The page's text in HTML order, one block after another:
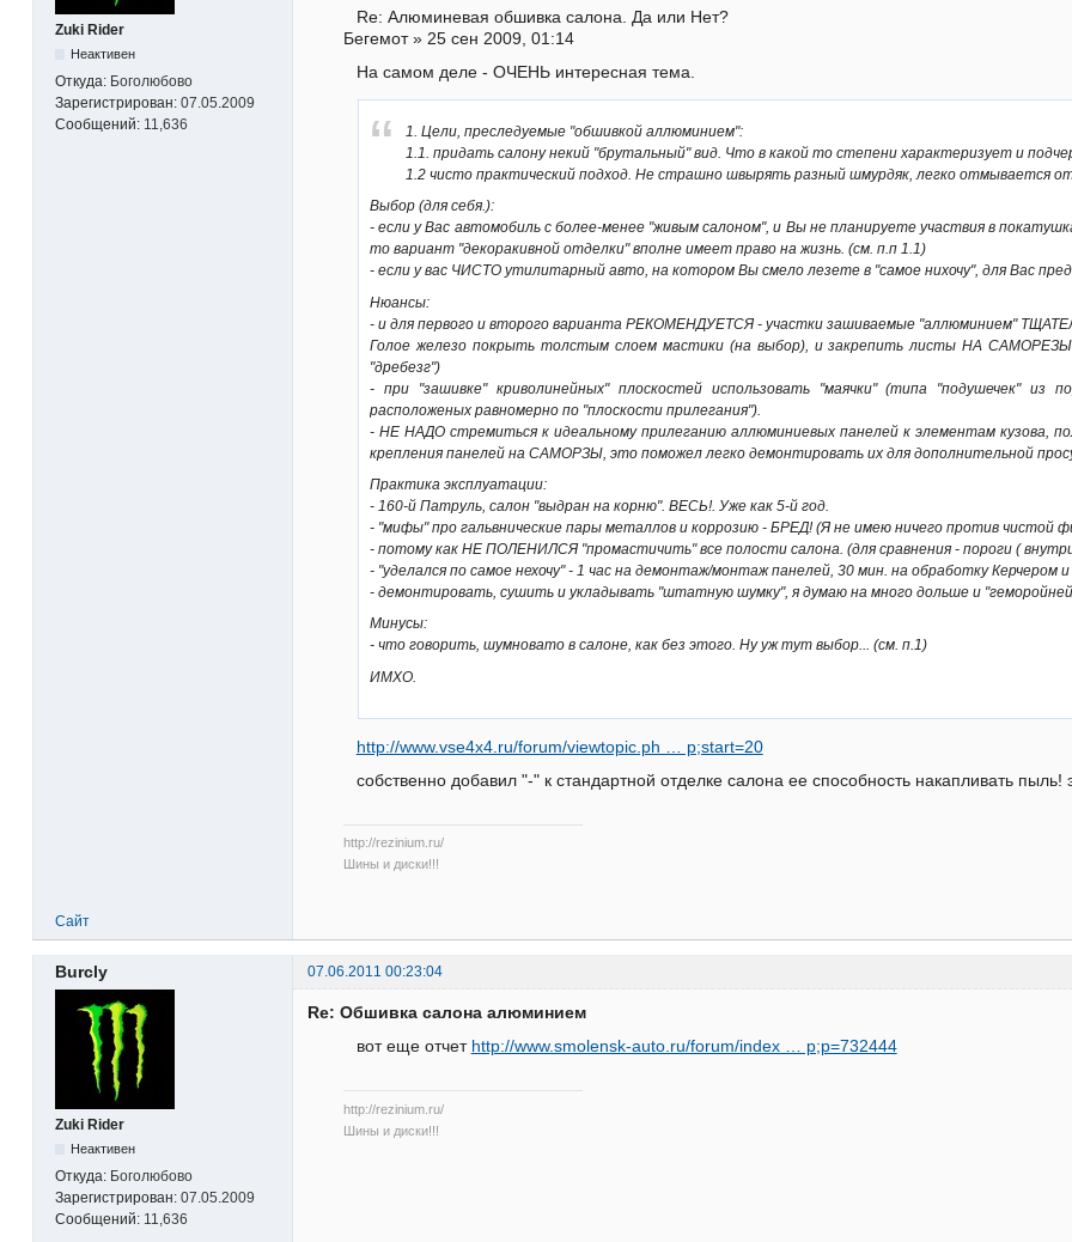
Zuki Rider
Неактивен
Откуда: Боголюбово
Зарегистрирован: 07.05.2009
Сообщений: 11,636
Re: Алюминевая обшивка салона. Да или Нет?
Бегемот » 25 сен 2009, 01:14
На самом деле - ОЧЕНЬ интересная тема.
1. Цели, преследуемые "обшивкой аллюминием":
1.1. придать салону некий "брутальный" вид. Что в какой то степени характеризует и
1.2 чисто практический подход. Не страшно швырять разный шмурдяк, легко отмывается от
Выбор (для себя.):
- если у Вас автомобиль с более-менее "живым салоном", и Вы не планируете участвия в
то вариант "декоракивной отделки" вполне имеет право на жизнь. (см. п.п 1.1)
- если у вас ЧИСТО утилитарный авто, на котором Вы смело лезете в "самое нихочу", для Вас
Нюансы:
- и для первого и второго варианта РЕКОМЕНДУЕТСЯ - участки зашиваемые "аллюминием"
Голое железо покрыть толстым слоем мастики (на выбор), и закрепить листы НА
"дребезг")
- при "зашивке" криволинейных" плоскостей использовать "маячки" (типа "подушечек"
расположеных равномерно по "плоскости прилегания").
- НЕ НАДО стремиться к идеальному прилеганию аллюминиевых панелей к элементам
крепления панелей на САМОРЗЫ, это поможел легко демонтировать их для дополнительной
Практика эксплуатации:
- 160-й Патруль, салон "выдран на корню". ВЕСЬ!. Уже как 5-й год.
- "мифы" про гальвнические пары металлов и коррозию - БРЕД! (Я не имею ничего против чистой
- потому как НЕ ПОЛЕНИЛСЯ "промастичить" все полости салона. (для сравнения - пороги (
- "уделался по самое нехочу" - 1 час на демонтаж/монтаж панелей, 30 мин. на обработку
- демонтировать, сушить и укладывать "штатную шумку", я думаю на много дольше и
Минусы:
- что говорить, шумновато в салоне, как без этого. Ну уж тут выбор... (см. п.1)
ИМХО.
http://www.vse4x4.ru/forum/viewtopic.ph … p;start=20
собственно добавил "-" к стандартной отделке салона ее способность накапливать
http://rezinium.ru/
Шины и диски!!!
Сайт
Burcly 07.06.2011 00:23:04
Zuki Rider
Неактивен
Откуда: Боголюбово
Зарегистрирован: 07.05.2009
Сообщений: 11,636
Re: Обшивка салона алюминием
вот еще отчет http://www.smolensk-auto.ru/forum/index … p;p=732444
http://rezinium.ru/
Шины и диски!!!